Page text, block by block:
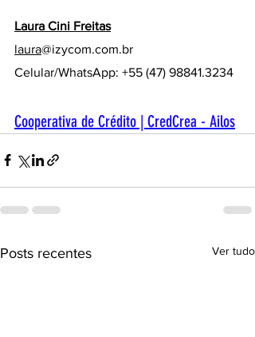
Laura Cini Freitas
laura@izycom.com.br
Celular/WhatsApp: +55 (47) 98841.3234
Cooperativa de Crédito | CredCrea - Ailos
Posts recentes Ver tudo